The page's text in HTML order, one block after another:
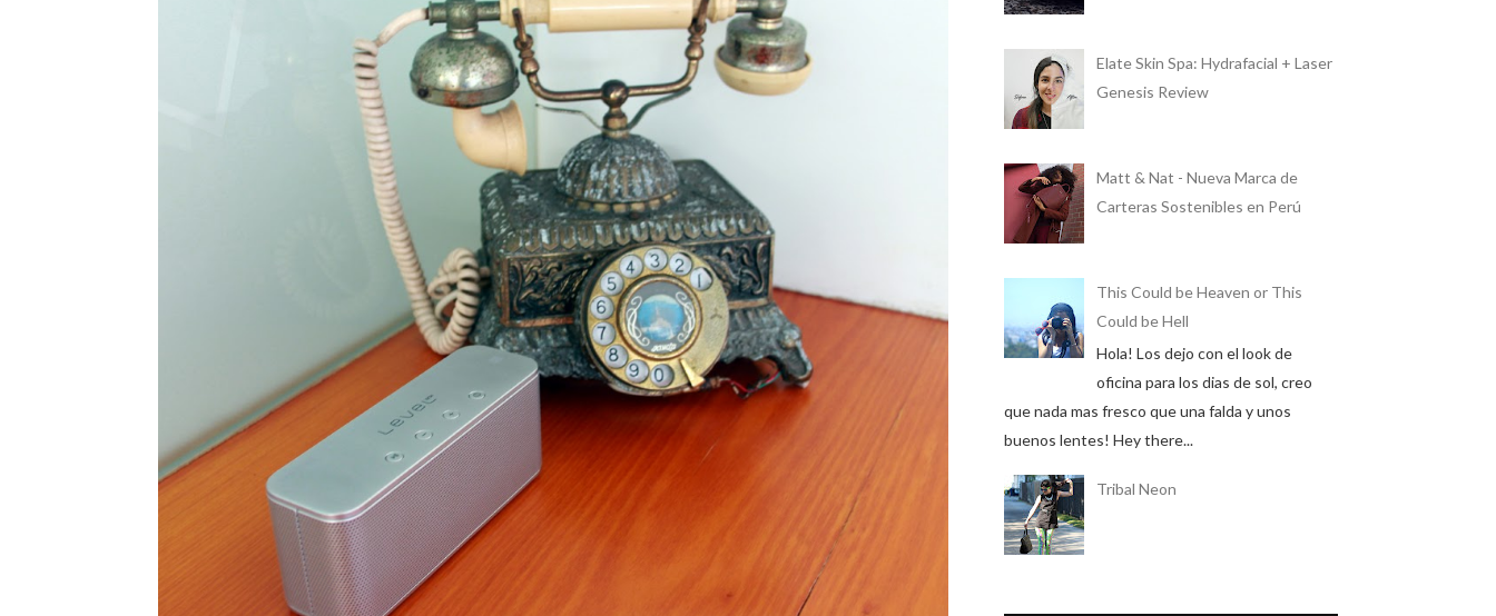
Elate Skin Spa: Hydrafacial + Laser
Genesis Review
Matt & Nat - Nueva Marca de
Carteras Sostenibles en Perú
This Could be Heaven or This
Could be Hell
Hola! Los dejo con el look de
oficina para los dias de sol, creo
que nada mas fresco que una falda y unos
buenos lentes! Hey there...
Tribal Neon